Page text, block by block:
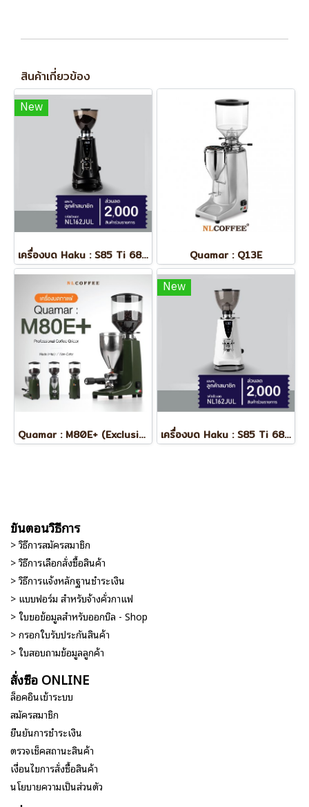
สินค้าเกี่ยวข้อง
New
เครื่องบด Haku : S85 Ti 68mm (On Demand) Quamar : Q13E
Quamar : M80E+ (Exclusive Color)
New
เครื่องบด Haku : S85 Ti 68mm (On Demand)
ขั้นตอนวิธีการ
> วิธีการสมัครสมาชิก
> วิธีการเลือกสั่งซื้อสินค้า
> วิธีการแจ้งหลักฐานชำระเงิน
> แบบฟอร์ม สำหรับจ้างคั่วกาแฟ
> ใบขอข้อมูลสำหรับออกบิล - Shop
> กรอกใบรับประกันสินค้า
> ใบสอบถามข้อมูลลูกค้า
สั่งซื้อ ONLINE
ล็อคอินเข้าระบบ
สมัครสมาชิก
ยืนยันการชำระเงิน
ตรวจเช็คสถานะสินค้า
เงื่อนไขการสั่งซื้อสินค้า
นโยบายความเป็นส่วนตัว